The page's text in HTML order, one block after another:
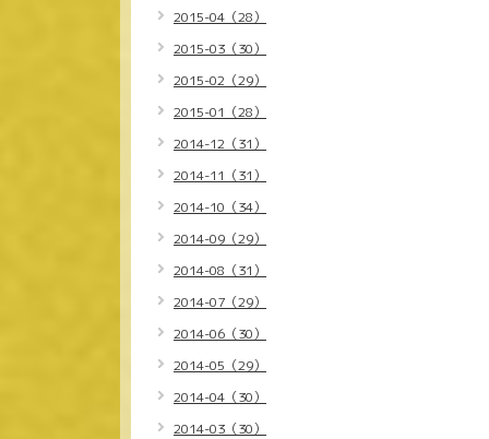
2015-04（28）
2015-03（30）
2015-02（29）
2015-01（28）
2014-12（31）
2014-11（31）
2014-10（34）
2014-09（29）
2014-08（31）
2014-07（29）
2014-06（30）
2014-05（29）
2014-04（30）
2014-03（30）